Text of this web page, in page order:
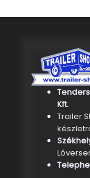
Kft.
Trailer